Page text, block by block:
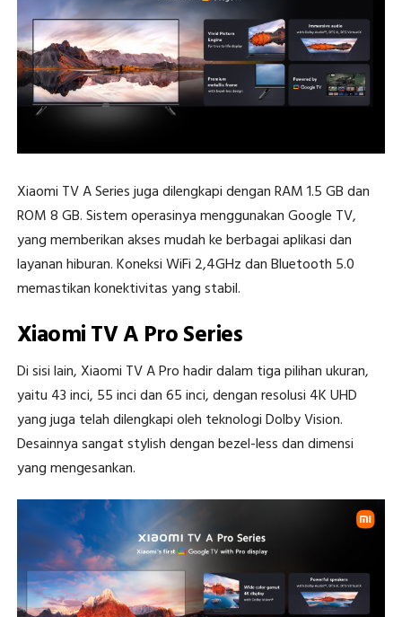
Xiaomi TV A Series juga dilengkapi dengan RAM 1.5 GB dan
ROM 8 GB. Sistem operasinya menggunakan Google TV,
yang memberikan akses mudah ke berbagai aplikasi dan
layanan hiburan. Koneksi WiFi 2,4GHz dan Bluetooth 5.0
memastikan konektivitas yang stabil.
Xiaomi TV A Pro Series
Di sisi lain, Xiaomi TV A Pro hadir dalam tiga pilihan ukuran,
yaitu 43 inci, 55 inci dan 65 inci, dengan resolusi 4K UHD
yang juga telah dilengkapi oleh teknologi Dolby Vision.
Desainnya sangat stylish dengan bezel-less dan dimensi
yang mengesankan.